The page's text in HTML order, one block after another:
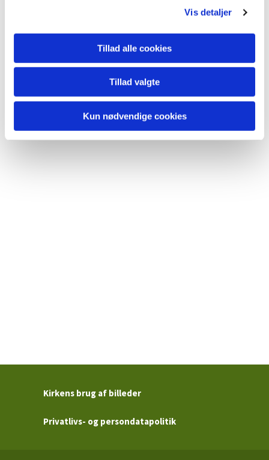
Vis detaljer
Tillad alle cookies
Tillad valgte
Kun nødvendige cookies
Du vil måske også kunne lide...
Kirkens brug af billeder
Privatlivs- og persondatapolitik